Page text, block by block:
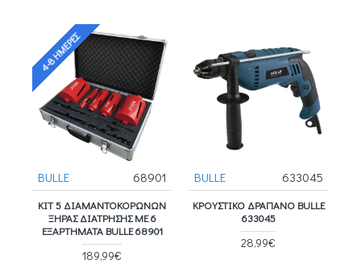
4-8 ΗΜΈΡΕΣ
BULLE 68901
ΚΙΤ 5 ΔΙΑΜΑΝΤΟΚΟΡΩΝΩΝ
ΞΗΡΑΣ ΔΙΑΤΡΗΣΗΣ ΜΕ 6
ΕΞΑΡΤΗΜΑΤΑ BULLE 68901
189,99€
BULLE 633045
ΚΡΟΥΣΤΙΚΌ ΔΡΆΠΑΝΟ BULLE
633045
28,99€